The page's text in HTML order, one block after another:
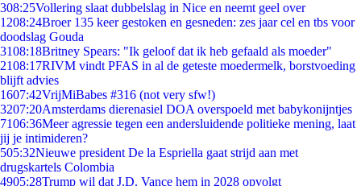
308:25Vollering slaat dubbelslag in Nice en neemt geel over
1208:24Broer 135 keer gestoken en gesneden: zes jaar cel en tbs voor
doodslag Gouda
3108:18Britney Spears: "Ik geloof dat ik heb gefaald als moeder"
2108:17RIVM vindt PFAS in al de geteste moedermelk, borstvoeding
blijft advies
1607:42VrijMiBabes #316 (not very sfw!)
3207:20Amsterdams dierenasiel DOA overspoeld met babykonijntjes
7106:36Meer agressie tegen een andersluidende politieke mening, laat
jij je intimideren?
505:32Nieuwe president De la Espriella gaat strijd aan met
drugskartels Colombia
4905:28Trump wil dat J.D. Vance hem in 2028 opvolgt